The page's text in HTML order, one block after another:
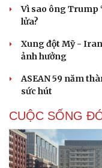
Vì sao ông Trump
lửa?
Xung đột Mỹ -
ảnh hưởng
ASEAN 59 năm
sức hút
CUỘC SỐNG